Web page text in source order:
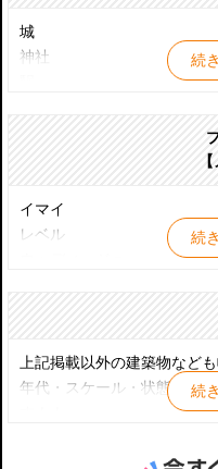
続
城
神社
水車小屋
マンション
観覧車
日本の名城
続
イマイ
レベル
エレール
童友社
続
上記掲載以外の建築物など
年代・スケール・状態も問